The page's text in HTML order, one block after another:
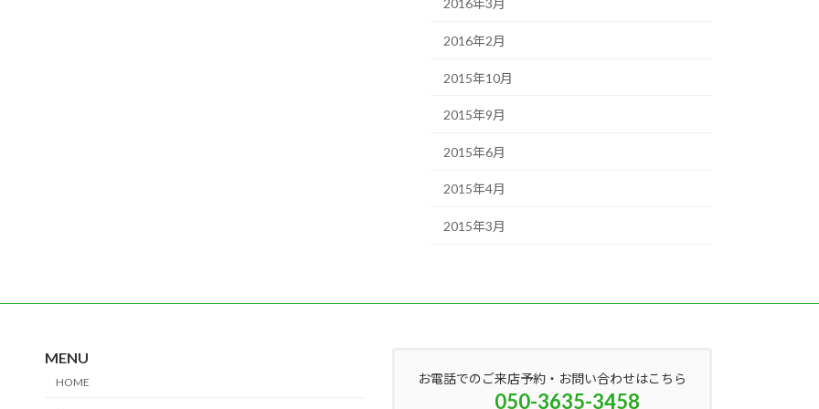
2016年3月
2016年2月
2015年10月
2015年9月
2015年6月
2015年4月
2015年3月
MENU
HOME お電話でのご来店予約・お問い合わせはこちら
050-3635-3458